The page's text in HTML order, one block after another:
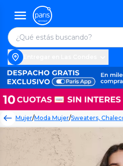
Mujer/Moda Mujer/Sweaters,